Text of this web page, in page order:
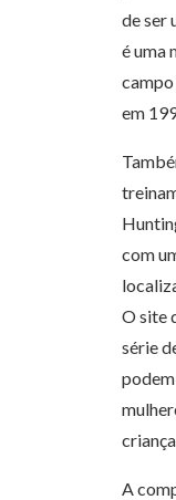
de ser
é uma
em
com
O site
série
A